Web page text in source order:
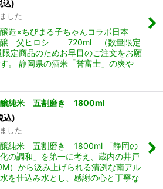
込)
した
造×ちびまる子ちゃんコラボ日本
父ヒロシ 720ml （数量限定
定商品のためお早目のご注文をお願
。 静岡県の酒米「誉富士」の爽や
純米 五割磨き 1800ml
込)
した
純米 五割磨き 1800ml 「静岡の
の調和」を第一に考え、蔵内の井戸
）から汲み上げられる清冽な南アル
を仕込み水とし、感謝の心と丁寧な